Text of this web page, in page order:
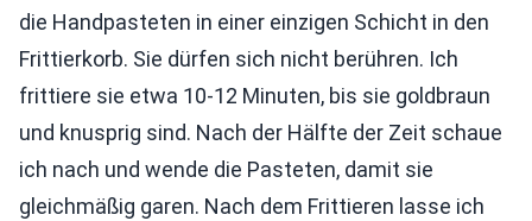
die Handpasteten in einer einzigen Schicht in den
Frittierkorb. Sie dürfen sich nicht berühren. Ich
frittiere sie etwa 10-12 Minuten, bis sie goldbraun
und knusprig sind. Nach der Hälfte der Zeit schaue
ich nach und wende die Pasteten, damit sie
gleichmäßig garen. Nach dem Frittieren lasse ich